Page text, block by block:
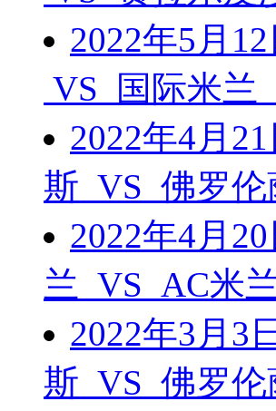
2022年5月
VS 国际米兰
2022年4月
斯 VS 佛罗伦
2022年4月
兰 VS AC米
2022年3月3
斯 VS 佛罗伦